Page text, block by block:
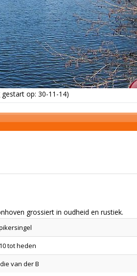
op: 30-11-14)
grossiert in oudheid en rustiek.
tot heden
van der B